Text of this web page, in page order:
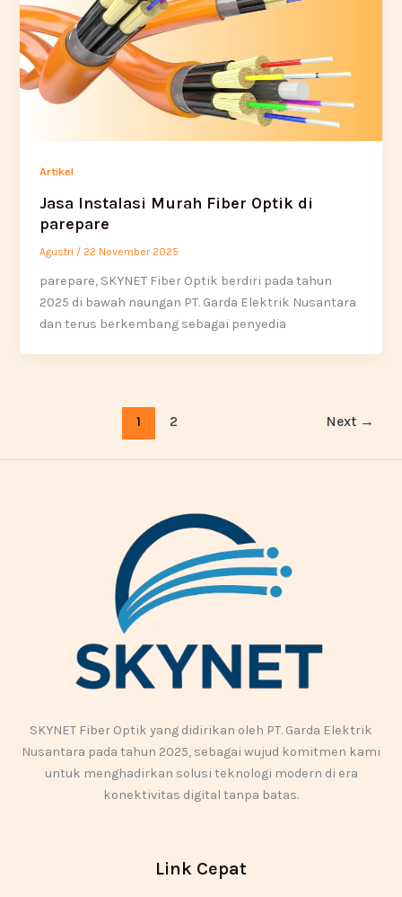
Artikel
Jasa Instalasi Murah Fiber Optik di
parepare
Agustri / 22 November 2025
parepare, SKYNET Fiber Optik berdiri pada tahun
2025 di bawah naungan PT. Garda Elektrik Nusantara
dan terus berkembang sebagai penyedia
1 2 Next →
SKYNET Fiber Optik yang didirikan oleh PT. Garda Elektrik
Nusantara pada tahun 2025, sebagai wujud komitmen kami
untuk menghadirkan solusi teknologi modern di era
konektivitas digital tanpa batas.
Link Cepat